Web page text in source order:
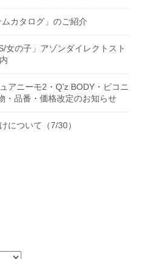
カタログ」のご紹介
女の子」アゾンダイレクトスト
アニーモ2・Q’z BODY・ピコニ
品番・価格改定のお知らせ
について（7/30）